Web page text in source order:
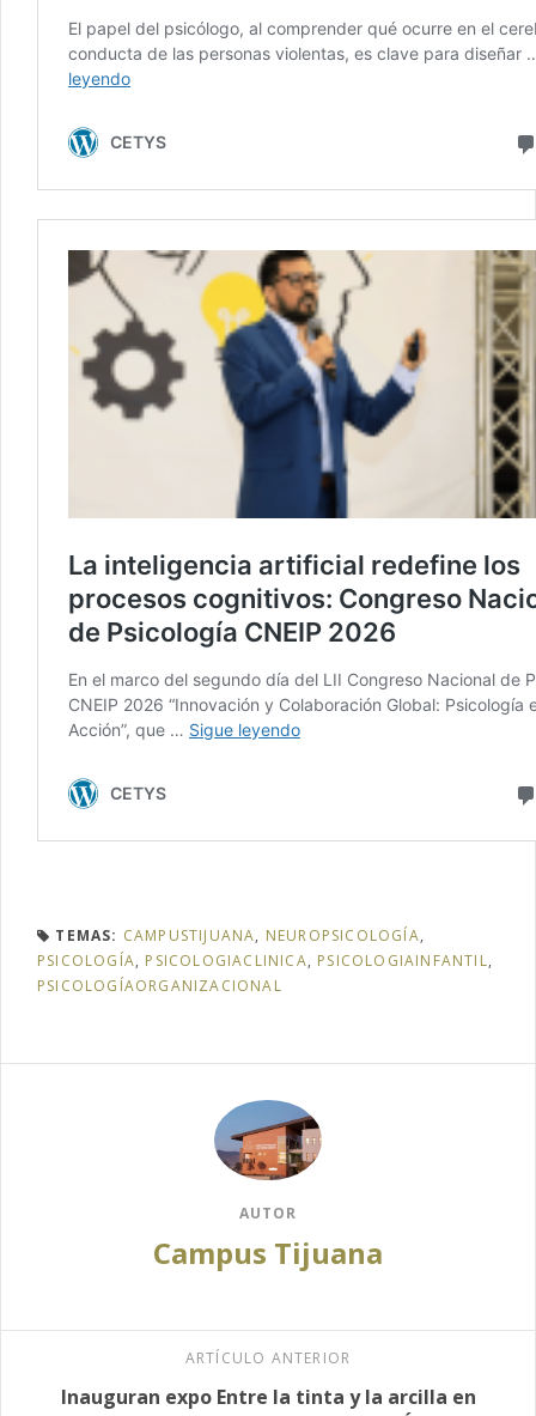
TEMAS: CAMPUSTIJUANA, NEUROPSICOLOGÍA,
PSICOLOGÍA, PSICOLOGIACLINICA, PSICOLOGIAINFANTIL,
PSICOLOGÍAORGANIZACIONAL
AUTOR
Campus Tijuana
ARTÍCULO ANTERIOR
Inauguran expo Entre la tinta y la arcilla en